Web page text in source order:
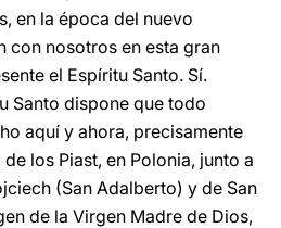
en la época del nuevo
con nosotros en esta gran
el Espíritu Santo. Sí.
Santo dispone que todo
aquí y ahora, precisamente
los Piast, en Polonia, junto a
(San Adalberto) y de San
de la Virgen Madre de Dios,